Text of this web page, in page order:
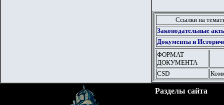
Ссылки на
Законодательные
Документы и
ФОРМАТ
ДОКУМЕНТА
CSD
Разделы сайта